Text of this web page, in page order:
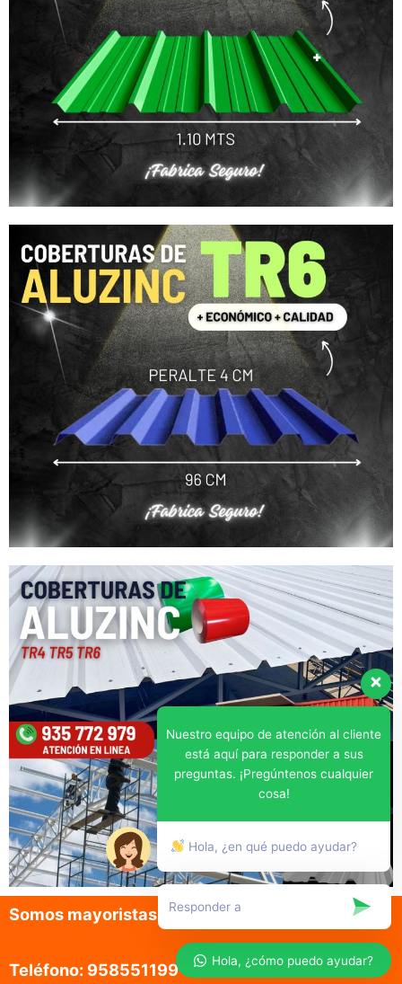
Somos mayoristas en la venta de aluzinc
Teléfono: 958551199
Nuestro equipo de atención al cliente
está aquí para responder a sus
preguntas. ¡Pregúntenos cualquier
cosa!
Hola, ¿en qué puedo ayudar?
Hola, ¿cómo puedo ayudar?